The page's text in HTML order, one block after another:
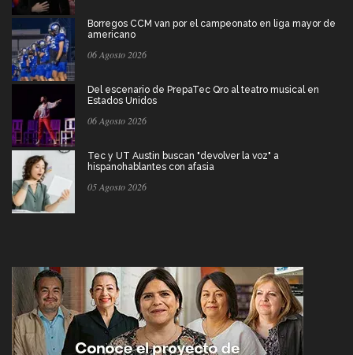
Borregos CCM van por el campeonato en liga mayor de
americano
06 Agosto 2026
Del escenario de PrepaTec Qro al teatro musical en
Estados Unidos
06 Agosto 2026
Tec y UT Austin buscan "devolver la voz" a
hispanohablantes con afasia
05 Agosto 2026